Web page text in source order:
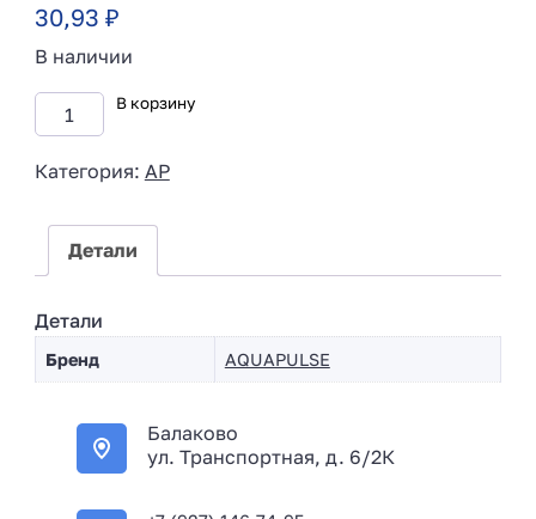
30,93 ₽
В наличии
В корзину
Категория: AP
Детали
Детали
Бренд AQUAPULSE
Балаково
ул. Транспортная, д. 6/2К